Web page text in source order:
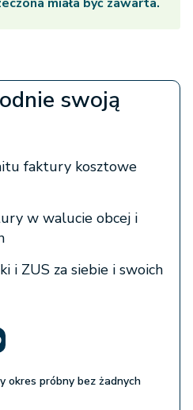
miała być zawarta.
swoją
faktury kosztowe
w walucie obcej i
i ZUS za siebie i swoich
okres próbny bez żadnych